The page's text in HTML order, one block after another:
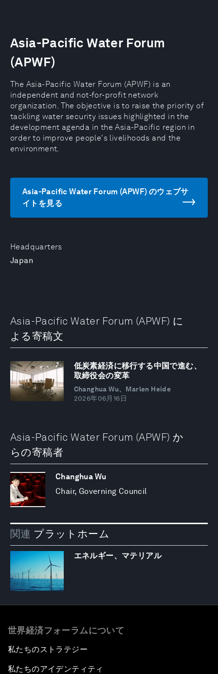
Headquarters
Japan
Asia-Pacific Water Forum
(APWF)
The Asia-Pacific Water Forum (APWF) is an
independent and not-for-profit network
organization. The objective is to raise the priority of
tackling water security issues highlighted in the
development agenda in the Asia-Pacific region in
order to improve people's livelihoods and the
environment.
Asia-Pacific Water Forum (APWF) のウェブサ
イトを見る
Asia-Pacific Water Forum (APWF) に
よる寄稿文
低炭素経済に移行する中国で進む、
取締役会の変革
Changhua Wu、Marlen Heide
2026年06月16日
Asia-Pacific Water Forum (APWF) か
らの寄稿者
Changhua Wu
Chair, Governing Council
関連 プラットホーム
エネルギー、マテリアル
世界経済フォーラムについて
私たちのストラテジー
私たちのアイデンティティ